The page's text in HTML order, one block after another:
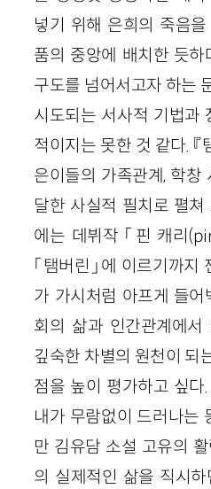
넣기 위해 은희의 죽음
품의 중앙에 배치한 듯
구도를 넘어서고자 하는
시도되는 서사적 기법과
적이지는 못한 것 같다. 『
은이들의 가족관계, 학창
달한 사실적 필치로 펼
에는 데뷔작 「핀 캐리
「탬버린」에 이르기까지
가 가시처럼 아프게 들
회의 삶과 인간관계에
깊숙한 차별의 원천이 되
점을 높이 평가하고 싶
내가 무람없이 드러나는
만 김유담 소설 고유의
의 실제적인 삶을 직시